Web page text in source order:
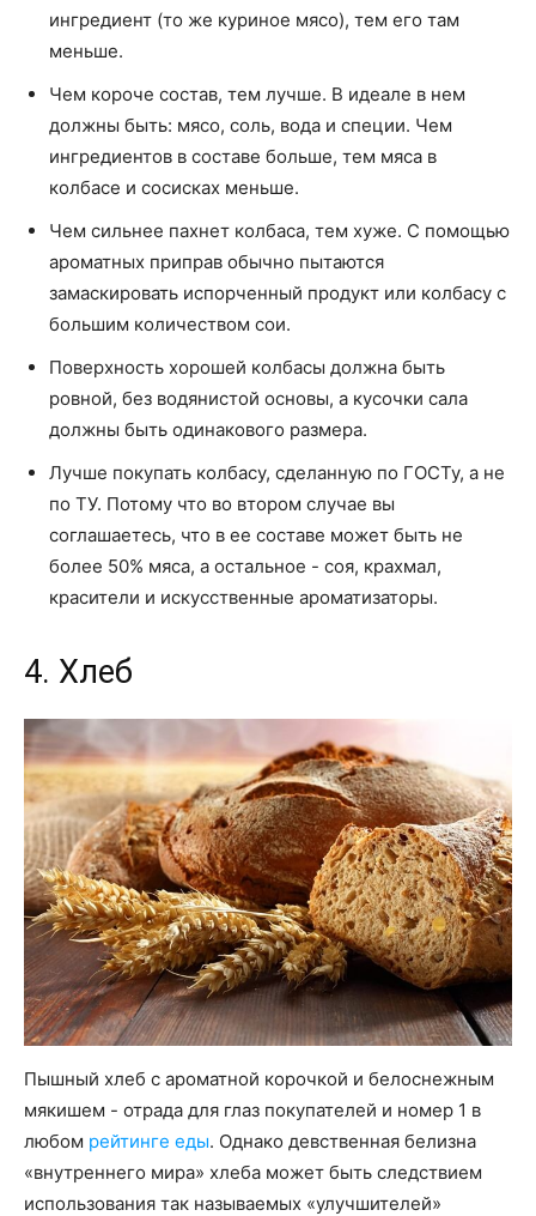
ингредиент (то же куриное мясо), тем его там
меньше.
Чем короче состав, тем лучше. В идеале в нем
должны быть: мясо, соль, вода и специи. Чем
ингредиентов в составе больше, тем мяса в
колбасе и сосисках меньше.
Чем сильнее пахнет колбаса, тем хуже. С помощью
ароматных приправ обычно пытаются
замаскировать испорченный продукт или колбасу с
большим количеством сои.
Поверхность хорошей колбасы должна быть
ровной, без водянистой основы, а кусочки сала
должны быть одинакового размера.
Лучше покупать колбасу, сделанную по ГОСТу, а не
по ТУ. Потому что во втором случае вы
соглашаетесь, что в ее составе может быть не
более 50% мяса, а остальное - соя, крахмал,
красители и искусственные ароматизаторы.
4. Хлеб
Пышный хлеб с ароматной корочкой и белоснежным
мякишем - отрада для глаз покупателей и номер 1 в
любом рейтинге еды. Однако девственная белизна
«внутреннего мира» хлеба может быть следствием
использования так называемых «улучшителей»